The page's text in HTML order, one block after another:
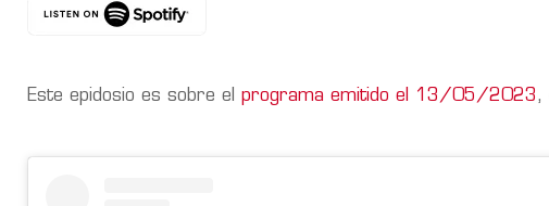
Este epidosio es sobre el programa emitido el 13/05/2023,